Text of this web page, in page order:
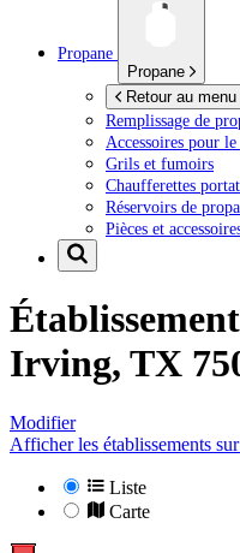
Propane
Propane
Retour au
Remplissage de
Accessoires pour
Grils et fumoirs
Chaufferettes
Réservoirs de
Pièces et
Irving, TX
Modifier
Afficher les établissements
Liste
Carte